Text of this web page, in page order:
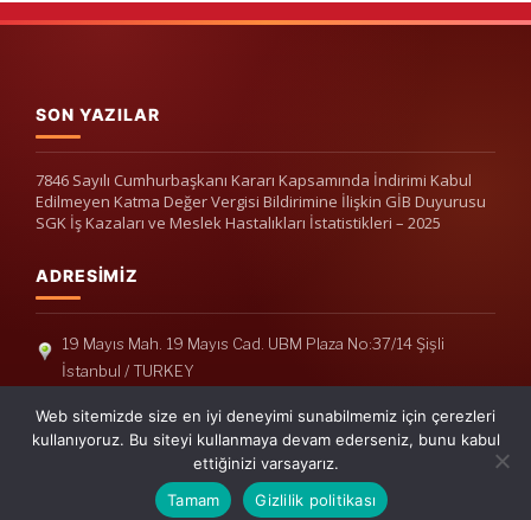
SON YAZILAR
7846 Sayılı Cumhurbaşkanı Kararı Kapsamında İndirimi Kabul
Edilmeyen Katma Değer Vergisi Bildirimine İlişkin GİB Duyurusu
SGK İş Kazaları ve Meslek Hastalıkları İstatistikleri – 2025
ADRESIMIZ
19 Mayıs Mah. 19 Mayıs Cad. UBM Plaza No:37/14 Şişli
İstanbul / TURKEY
Telefon: +90(212) 240 33 39
Telefon: +90(212) 248 19 36
info@erisymm.com
Web sitemizde size en iyi deneyimi sunabilmemiz için çerezleri
kullanıyoruz. Bu siteyi kullanmaya devam ederseniz, bunu kabul
ettiğinizi varsayarız.
Tamam
Gizlilik politikası